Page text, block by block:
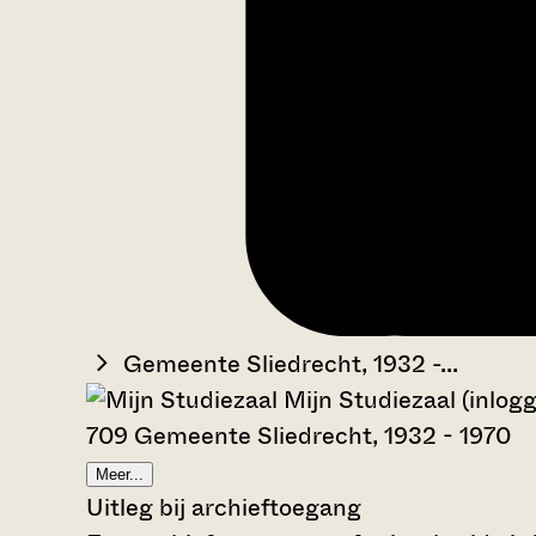
Gemeente Sliedrecht, 1932 -...
Mijn Studiezaal
709 Gemeente Sliedrecht, 1932 - 1970
Meer...
Uitleg bij archieftoegang